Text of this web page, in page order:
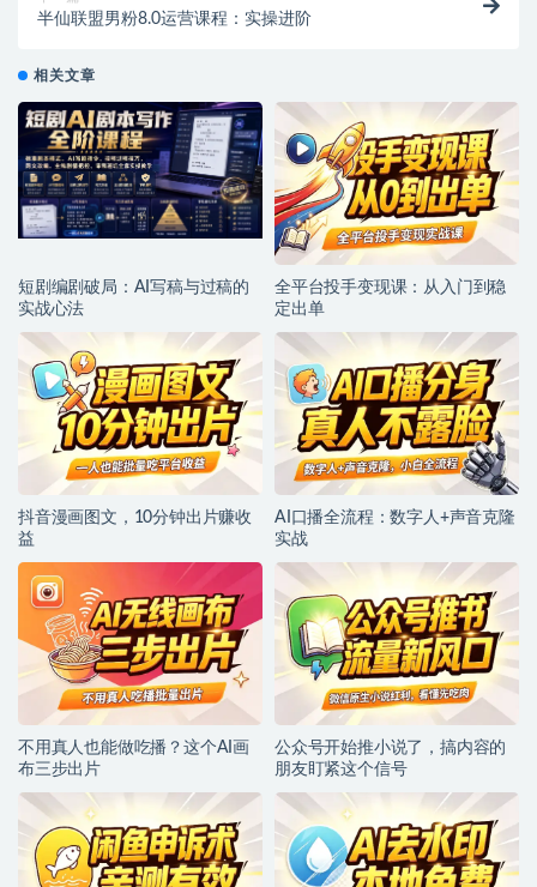
半仙联盟男粉8.0运营课程：实操进阶
相关文章
短剧编剧破局：AI写稿与过稿的
实战心法
全平台投手变现课：从入门到稳
定出单
抖音漫画图文，10分钟出片赚收
益
AI口播全流程：数字人+声音克隆
实战
不用真人也能做吃播？这个AI画
布三步出片
公众号开始推小说了，搞内容的
朋友盯紧这个信号